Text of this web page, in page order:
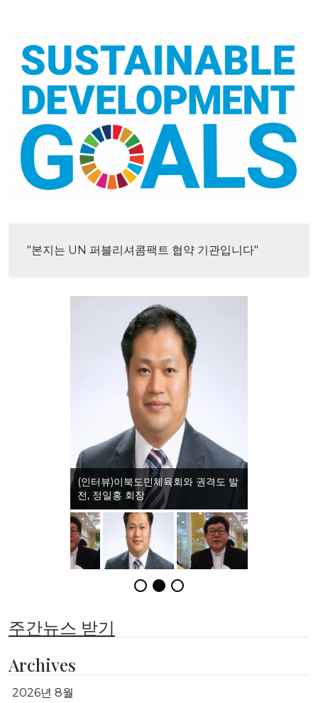
"본지는 UN 퍼블리셔콤팩트 협약 기관입니다"
(인터뷰)이북도민체육회와 권격도 발
전, 정일홍 회장
주간뉴스 받기
Archives
2026년 8월